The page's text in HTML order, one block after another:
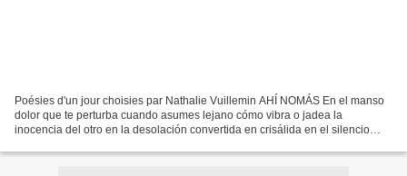
Poésies d'un jour choisies par Nathalie Vuillemin AHÍ NOMÁS En el manso
dolor que te perturba cuando asumes lejano cómo vibra o jadea la
inocencia del otro en la desolación convertida en crisálida en el silencio